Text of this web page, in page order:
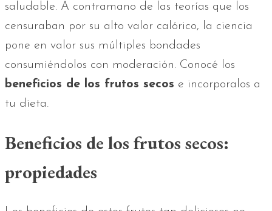
saludable. A contramano de las teorías que los
censuraban por su alto valor calórico, la ciencia
pone en valor sus múltiples bondades
consumiéndolos con moderación. Conocé los
beneficios de los frutos secos e incorporalos a
tu dieta.
Beneficios de los frutos secos:
propiedades